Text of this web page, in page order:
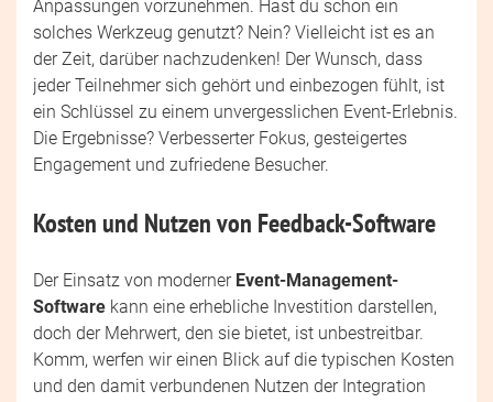
Anpassungen vorzunehmen. Hast du schon ein
solches Werkzeug genutzt? Nein? Vielleicht ist es an
der Zeit, darüber nachzudenken! Der Wunsch, dass
jeder Teilnehmer sich gehört und einbezogen fühlt, ist
ein Schlüssel zu einem unvergesslichen Event-Erlebnis.
Die Ergebnisse? Verbesserter Fokus, gesteigertes
Engagement und zufriedene Besucher.
Kosten und Nutzen von Feedback-Software
Der Einsatz von moderner Event-Management-
Software kann eine erhebliche Investition darstellen,
doch der Mehrwert, den sie bietet, ist unbestreitbar.
Komm, werfen wir einen Blick auf die typischen Kosten
und den damit verbundenen Nutzen der Integration